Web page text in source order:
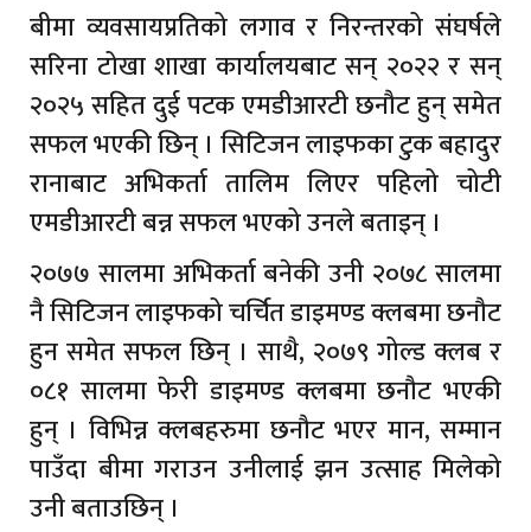
बीमा व्यवसायप्रतिको लगाव र निरन्तरको संघर्षले
सरिना टोखा शाखा कार्यालयबाट सन् २०२२ र सन्
२०२५ सहित दुई पटक एमडीआरटी छनौट हुन् समेत
सफल भएकी छिन् । सिटिजन लाइफका टुक बहादुर
रानाबाट अभिकर्ता तालिम लिएर पहिलो चोटी
एमडीआरटी बन्न सफल भएको उनले बताइन् ।
२०७७ सालमा अभिकर्ता बनेकी उनी २०७८ सालमा
नै सिटिजन लाइफको चर्चित डाइमण्ड क्लबमा छनौट
हुन समेत सफल छिन् । साथै, २०७९ गोल्ड क्लब र
०८१ सालमा फेरी डाइमण्ड क्लबमा छनौट भएकी
हुन् । विभिन्न क्लबहरुमा छनौट भएर मान, सम्मान
पाउँदा बीमा गराउन उनीलाई झन उत्साह मिलेको
उनी बताउछिन् ।